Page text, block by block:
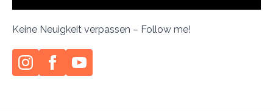
Keine Neuigkeit verpassen – Follow me!